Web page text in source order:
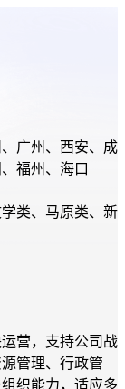
广州、西安、成
福州、海口
类、马原类、新
营，支持公司战
管理、行政管
织能力，适应多